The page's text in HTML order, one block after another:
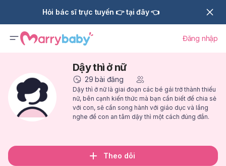
Hỏi bác sĩ trực tuyến 👉 tại đây 👈
Đăng nhập
Dậy thì ở nữ
29 bài đăng
Dậy thì ở nữ là giai đoạn các bé gái trở thành thiếu
nữ, bên cạnh kiến thức mà bạn cần biết để chia sẻ
với con, sẽ cần song hành với giáo dục và lắng
nghe để con an tâm dậy thì một cách đúng đắn.
Theo dõi